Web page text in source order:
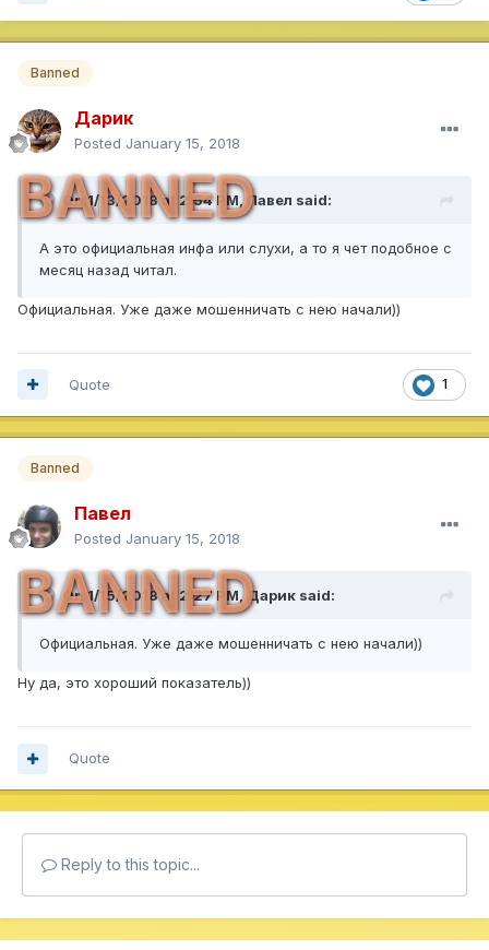
Banned
Дарик
Posted January 15, 2018
BANNED
On 1/13/2018 at 2:54 PM, Павел said:
А это официальная инфа или слухи, а то я чет подобное с
месяц назад читал.
Официальная. Уже даже мошенничать с нею начали))
1
Quote
Banned
Павел
Posted January 15, 2018
BANNED
On 1/15/2018 at 2:27 PM, Дарик said:
Официальная. Уже даже мошенничать с нею начали))
Ну да, это хороший показатель))
Quote
Reply to this topic...